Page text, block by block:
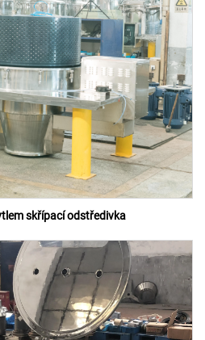
skřípací odstředivka